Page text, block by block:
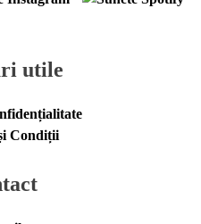
utile
Condiții